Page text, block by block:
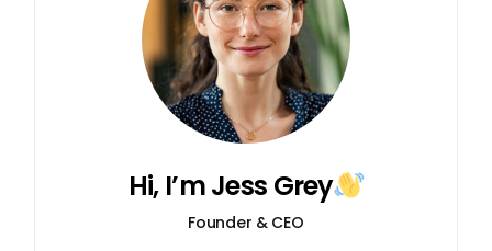
Hi, I’m Jess Grey
Founder & CEO